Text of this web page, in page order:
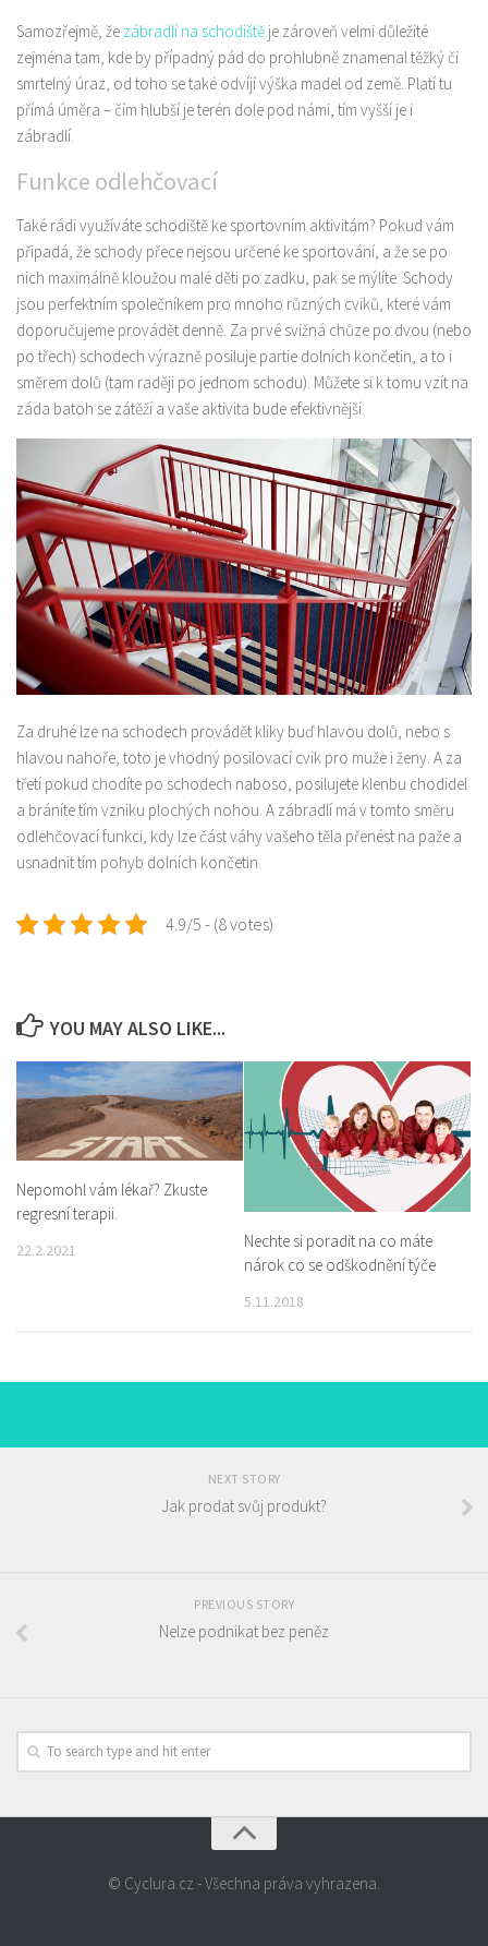
Samozřejmě, že zábradlí na schodiště je zároveň velmi důležité
zejména tam, kde by případný pád do prohlubně znamenal těžký či
smrtelný úraz, od toho se také odvíjí výška madel od země. Platí tu
přímá úměra – čím hlubší je terén dole pod námi, tím vyšší je i
zábradlí.
Funkce odlehčovací
Také rádi využíváte schodiště ke sportovním aktivitám? Pokud vám
připadá, že schody přece nejsou určené ke sportování, a že se po
nich maximálně kloužou malé děti po zadku, pak se mýlíte. Schody
jsou perfektním společníkem pro mnoho různých cviků, které vám
doporučujeme provádět denně. Za prvé svižná chůze po dvou (nebo
po třech) schodech výrazně posiluje partie dolních končetin, a to i
směrem dolů (tam raději po jednom schodu). Můžete si k tomu vzít na
záda batoh se zátěží a vaše aktivita bude efektivnější.
Za druhé lze na schodech provádět kliky buď hlavou dolů, nebo s
hlavou nahoře, toto je vhodný posilovací cvik pro muže i ženy. A za
třetí pokud chodíte po schodech naboso, posilujete klenbu chodidel
a bráníte tím vzniku plochých nohou. A zábradlí má v tomto směru
odlehčovací funkci, kdy lze část váhy vašeho těla přenést na paže a
usnadnit tím pohyb dolních končetin.
4.9/5 - (8 votes)
YOU MAY ALSO LIKE...
Nepomohl vám lékař? Zkuste
regresní terapii.
22.2.2021
Nechte si poradit na co máte
nárok co se odškodnění týče
5.11.2018
NEXT STORY
Jak prodat svůj produkt?
PREVIOUS STORY
Nelze podnikat bez peněz
© Cyclura.cz - Všechna práva vyhrazena.